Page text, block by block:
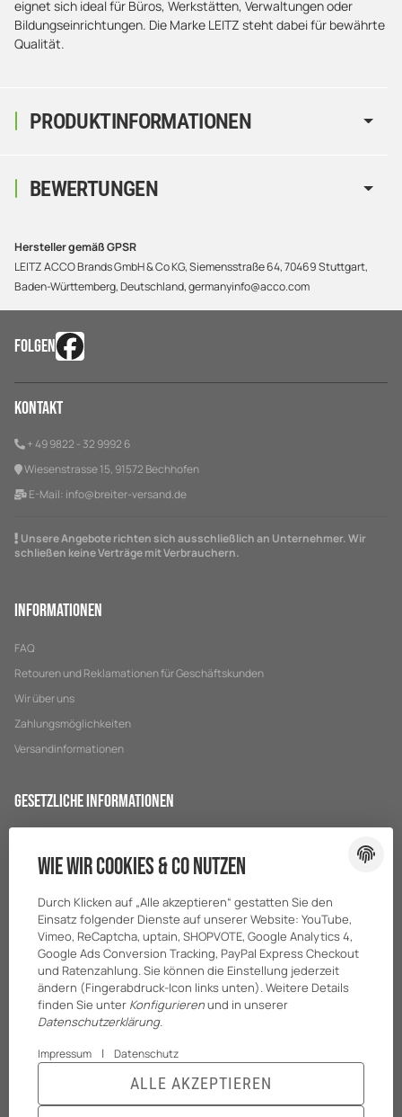
PRODUKTINFORMATIONEN
eignet sich ideal für Büros, Werkstätten, Verwaltungen oder
Bildungseinrichtungen. Die Marke LEITZ steht dabei für bewährte
Qualität.
BEWERTUNGEN
Hersteller gemäß GPSR
LEITZ ACCO Brands GmbH & Co KG, Siemensstraße 64, 70469 Stuttgart,
Baden-Württemberg, Deutschland, germanyinfo@acco.com
FOLGEN
Kontakt
+ 49 9822 - 32 9992 6
Wiesenstrasse 15, 91572 Bechhofen
E-Mail: info@breiter-versand.de
Unsere Angebote richten sich ausschließlich an Unternehmer. Wir
schließen keine Verträge mit Verbrauchern.
Informationen
FAQ
Retouren und Reklamationen für Geschäftskunden
Wir über uns
Zahlungsmöglichkeiten
Versandinformationen
Gesetzliche Informationen
Impressum
Batteriegesetzhinweise
Wie wir Cookies & Co nutzen
Durch Klicken auf „Alle akzeptieren“ gestatten Sie den
Einsatz folgender Dienste auf unserer Website: YouTube,
Vimeo, ReCaptcha, uptain, SHOPVOTE, Google Analytics 4,
Google Ads Conversion Tracking, PayPal Express Checkout
und Ratenzahlung. Sie können die Einstellung jederzeit
ändern (Fingerabdruck-Icon links unten). Weitere Details
finden Sie unter Konfigurierenund in unserer
Datenschutzerklärung.
Impressum | Datenschutz
ALLE AKZEPTIEREN